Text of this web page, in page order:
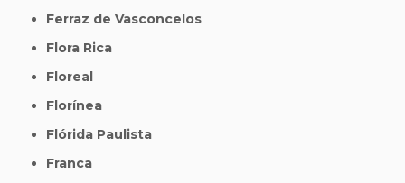
Ferraz de Vasconcelos
Flora Rica
Floreal
Florínea
Flórida Paulista
Franca